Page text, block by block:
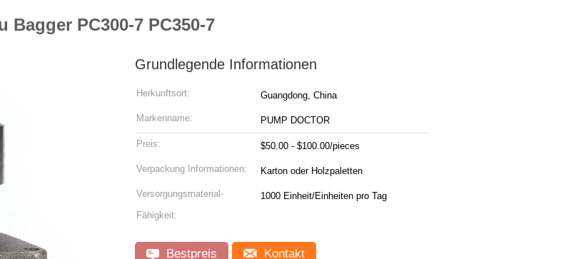
Bagger PC300-7 PC350-7
Grundlegende Informationen
Herkunftsort: Guangdong, China
Markenname: PUMP DOCTOR
Preis: $50.00 - $100.00/pieces
Verpackung Informationen: Karton oder Holzpaletten
Versorgungsmaterial-
Fähigkeit:
1000 Einheit/Einheiten pro Tag
Bestpreis Kontakt